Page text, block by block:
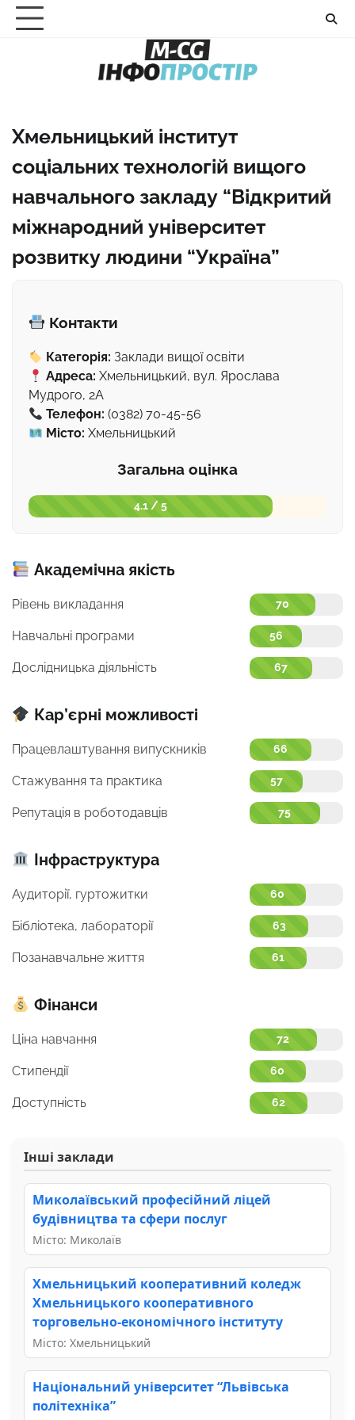
Перейти
Хмельницький інститут
соціальних технологій вищого
навчального закладу “Відкритий
міжнародний університет
розвитку людини “Україна”
Контакти
Категорія: Заклади вищої освіти
Адреса: Хмельницький, вул. Ярослава
Мудрого, 2А
Телефон: (0382) 70-45-56
Місто: Хмельницький
Загальна оцінка
4.1 / 5
Академічна якість
Рівень викладання 70
Навчальні програми 56
Дослідницька діяльність 67
Кар’єрні можливості
Працевлаштування випускників 66
Стажування та практика 57
Репутація в роботодавців 75
Інфраструктура
Аудиторії, гуртожитки 60
Бібліотека, лабораторії 63
Позанавчальне життя 61
Фінанси
Ціна навчання 72
Стипендії 60
Доступність 62
Інші заклади
Миколаївський професійний ліцей
будівництва та сфери послуг
Місто: Миколаїв
Хмельницький кооперативний коледж
Хмельницького кооперативного
торговельно-економічного інституту
Місто: Хмельницький
Національний університет “Львівська
політехніка”